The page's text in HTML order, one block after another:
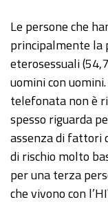
Le persone che
principalmente la
eterosessuali
uomini con
telefonata non è
spesso riguarda
assenza di fattori
di rischio molto
per una terza
che vivono con